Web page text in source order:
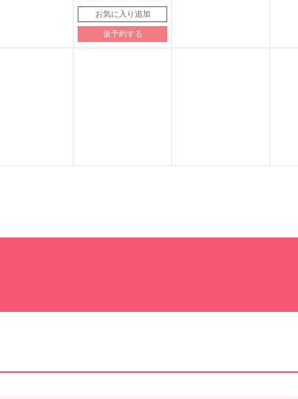
お気に入り追加
仮予約する